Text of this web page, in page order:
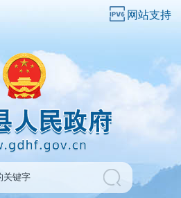
网站支持